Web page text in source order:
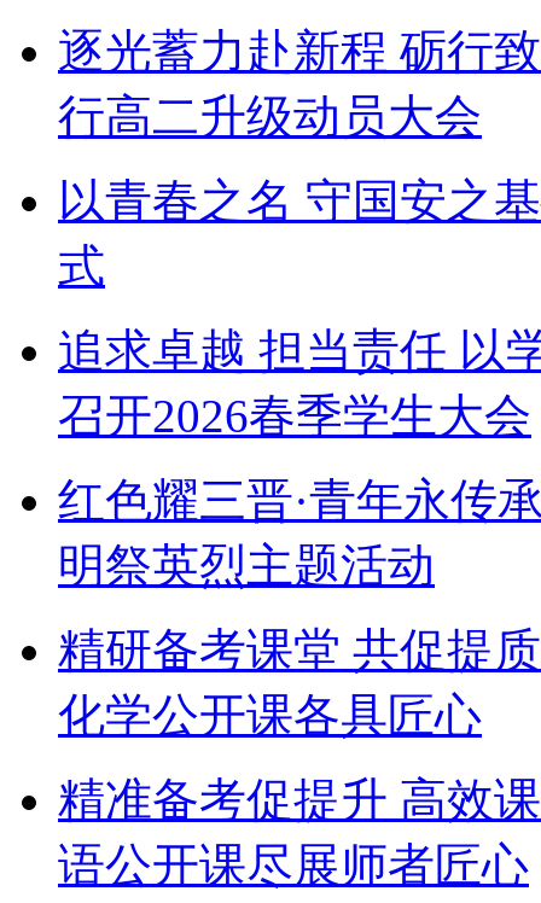
逐光蓄力赴新程 砺行
行高二升级动员大会
以青春之名 守国安之
式
追求卓越 担当责任
召开2026春季学生大会
红色耀三晋·青年永
明祭英烈主题活动
精研备考课堂 共促提
化学公开课各具匠心
精准备考促提升 高效
语公开课尽展师者匠心